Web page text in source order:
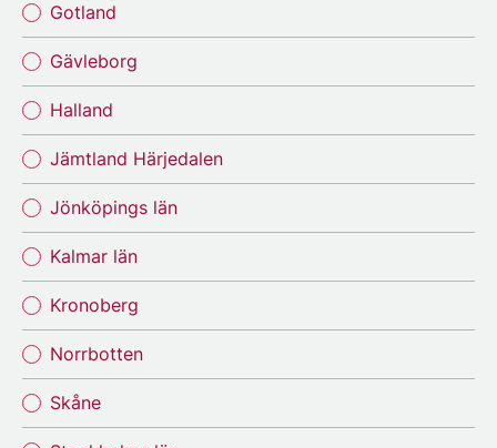
Gotland
Gävleborg
Halland
Jämtland Härjedalen
Jönköpings län
Kalmar län
Kronoberg
Norrbotten
Skåne